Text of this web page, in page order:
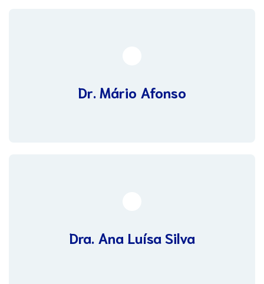
Dr. Mário Afonso
Dra. Ana Luísa Silva